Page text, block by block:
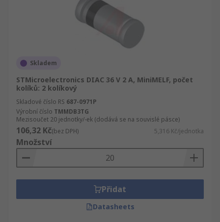
Skladem
STMicroelectronics DIAC 36 V 2 A, MiniMELF, počet
kolíků: 2 kolíkový
Skladové číslo RS 687-0971P
Výrobní číslo TMMDB3TG
Mezisoučet 20 jednotky/-ek (dodává se na souvislé pásce)
106,32 Kč(bez DPH) 5,316 Kč/jednotka
Množství
Přidat
Datasheets